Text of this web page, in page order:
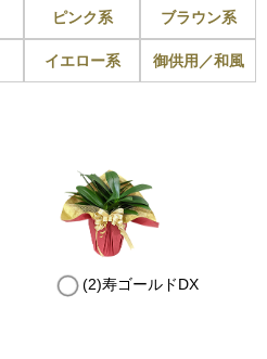
ピンク系 ブラウン系
イエロー系 御供用／和風
(2)寿ゴールドDX